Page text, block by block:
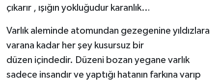
çıkarır , ışığın yokluğudur karanlık…
Varlık aleminde atomundan gezegenine yıldızlara
varana kadar her şey kusursuz bir
düzen içindedir. Düzeni bozan yegane varlık
sadece insandır ve yaptığı hatanın farkına varıp
YAŞAM